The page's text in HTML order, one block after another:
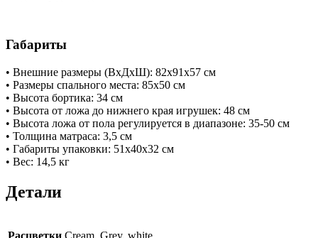
Габариты
• Внешние размеры (ВхДхШ): 82х91х57 см
• Размеры спального места: 85х50 см
• Высота бортика: 34 см
• Высота от ложа до нижнего края игрушек: 48 см
• Высота ложа от пола регулируется в диапазоне: 35-50 см
• Толщина матраса: 3,5 см
• Габариты упаковки: 51х40х32 см
• Вес: 14,5 кг
Детали
Расцветки Cream, Grey, white